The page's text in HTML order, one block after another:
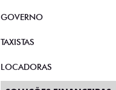
GOVERNO
TAXISTAS
LOCADORAS